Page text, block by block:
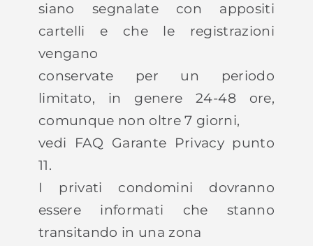
siano segnalate con appositi
cartelli e che le registrazioni
vengano
conservate per un periodo
limitato, in genere 24-48 ore,
comunque non oltre 7 giorni,
vedi FAQ Garante Privacy punto
11.
I privati condomini dovranno
essere informati che stanno
transitando in una zona